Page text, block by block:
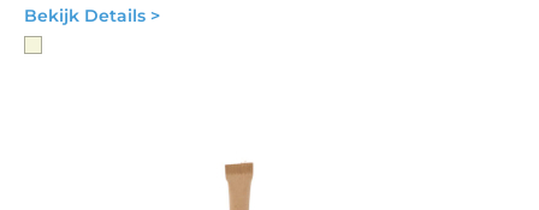
Bekijk Details >